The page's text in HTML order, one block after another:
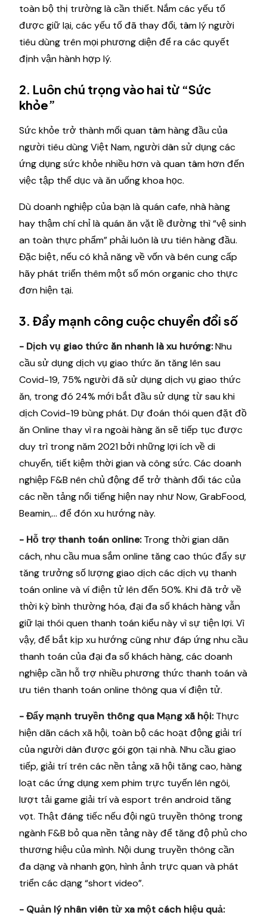
toàn bộ thị trường là cần thiết. Nắm các yếu tố
được giữ lại, các yếu tố đã thay đổi, tâm lý người
tiêu dùng trên mọi phương diện để ra các quyết
định vận hành hợp lý.
2. Luôn chú trọng vào hai từ “Sức
khỏe”
Sức khỏe trở thành mối quan tâm hàng đầu của
người tiêu dùng Việt Nam, người dân sử dụng các
ứng dụng sức khỏe nhiều hơn và quan tâm hơn đến
việc tập thể dục và ăn uống khoa học.
Dù doanh nghiệp của bạn là quán cafe, nhà hàng
hay thậm chí chỉ là quán ăn vặt lề đường thì “vệ sinh
an toàn thực phẩm” phải luôn là ưu tiên hàng đầu.
Đặc biệt, nếu có khả năng về vốn và bên cung cấp
hãy phát triển thêm một số món organic cho thực
đơn hiện tại.
3. Đẩy mạnh công cuộc chuyển đổi số
- Dịch vụ giao thức ăn nhanh là xu hướng:Nhu
cầu sử dụng dịch vụ giao thức ăn tăng lên sau
Covid-19, 75% người đã sử dụng dịch vụ giao thức
ăn, trong đó 24% mới bắt đầu sử dụng từ sau khi
dịch Covid-19 bùng phát. Dự đoán thói quen đặt đồ
ăn Online thay vì ra ngoài hàng ăn sẽ tiếp tục được
duy trì trong năm 2021 bởi những lợi ích về di
chuyển, tiết kiệm thời gian và công sức. Các doanh
nghiệp F&B nên chủ động để trở thành đối tác của
các nền tảng nổi tiếng hiện nay như Now, GrabFood,
Beamin,... để đón xu hướng này.
- Hỗ trợ thanh toán online:Trong thời gian dãn
cách, nhu cầu mua sắm online tăng cao thúc đẩy sự
tăng trưởng số lượng giao dịch các dịch vụ thanh
toán online và ví điện tử lên đến 50%. Khi đã trở về
thời kỳ bình thường hóa, đại đa số khách hàng vẫn
giữ lại thói quen thanh toán kiểu này vì sự tiện lợi. Vì
vậy, để bắt kịp xu hướng cũng như đáp ứng nhu cầu
thanh toán của đại đa số khách hàng, các doanh
nghiệp cần hỗ trợ nhiều phương thức thanh toán và
ưu tiên thanh toán online thông qua ví điện tử.
- Đẩy mạnh truyền thông qua Mạng xã hội:Thực
hiện dãn cách xã hội, toàn bộ các hoạt động giải trí
của người dân được gói gọn tại nhà. Nhu cầu giao
tiếp, giải trí trên các nền tảng xã hội tăng cao, hàng
loạt các ứng dụng xem phim trực tuyến lên ngôi,
lượt tải game giải trí và esport trên android tăng
vọt. Thật đáng tiếc nếu đội ngũ truyền thông trong
ngành F&B bỏ qua nền tảng này để tăng độ phủ cho
thương hiệu của mình. Nội dung truyền thông cần
đa dạng và nhanh gọn, hình ảnh trực quan và phát
triển các dạng “short video”.
- Quản lý nhân viên từ xa một cách hiệu quả: